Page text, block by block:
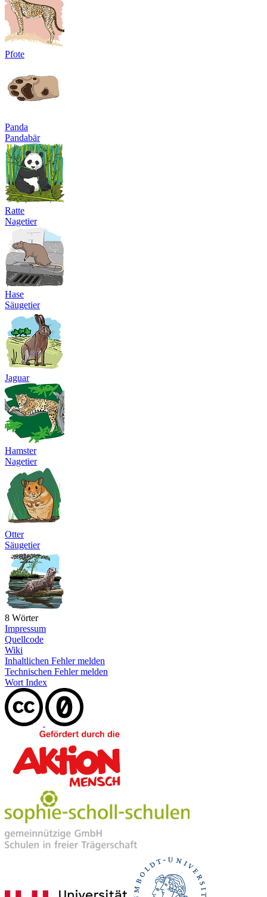
Pfote
Panda
Pandabär
Ratte
Nagetier
Hase
Säugetier
Jaguar
Hamster
Nagetier
Otter
Säugetier
8 Wörter
Impressum
Quellcode
Wiki
Inhaltlichen Fehler melden
Technischen Fehler melden
Wort Index